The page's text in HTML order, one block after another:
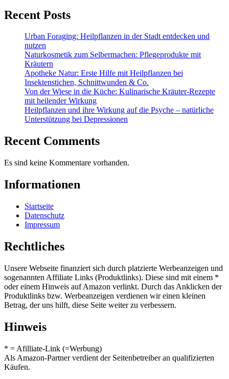
Recent Posts
Urban Foraging: Heilpflanzen in der Stadt entdecken und
nutzen
Naturkosmetik zum Selbermachen: Pflegeprodukte mit
Kräutern
Apotheke Natur: Erste Hilfe mit Heilpflanzen bei
Insektenstichen, Schnittwunden & Co.
Von der Wiese in die Küche: Kulinarische Kräuter-Rezepte
mit heilender Wirkung
Heilpflanzen und ihre Wirkung auf die Psyche – natürliche
Unterstützung bei Depressionen
Recent Comments
Es sind keine Kommentare vorhanden.
Informationen
Startseite
Datenschutz
Impressum
Rechtliches
Unsere Webseite finanziert sich durch platzierte Werbeanzeigen und
sogenannten Affiliate Links (Produktlinks). Diese sind mit einem *
oder einem Hinweis auf Amazon verlinkt. Durch das Anklicken der
Produktlinks bzw. Werbeanzeigen verdienen wir einen kleinen
Betrag, der uns hilft, diese Seite weiter zu verbessern.
Hinweis
* = Afilliate-Link (=Werbung)
Als Amazon-Partner verdient der Seitenbetreiber an qualifizierten
Käufen.